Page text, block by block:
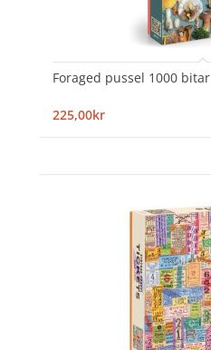
Foraged pussel 1000 bitar
225,00kr